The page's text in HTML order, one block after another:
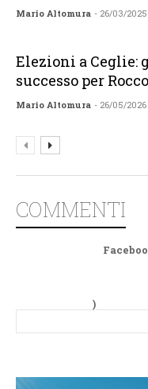
Mario Altomura - 26/03/2025
Elezioni a Ceglie:
successo per
Mario Altomura - 26/05/2026
COMMENTI
)